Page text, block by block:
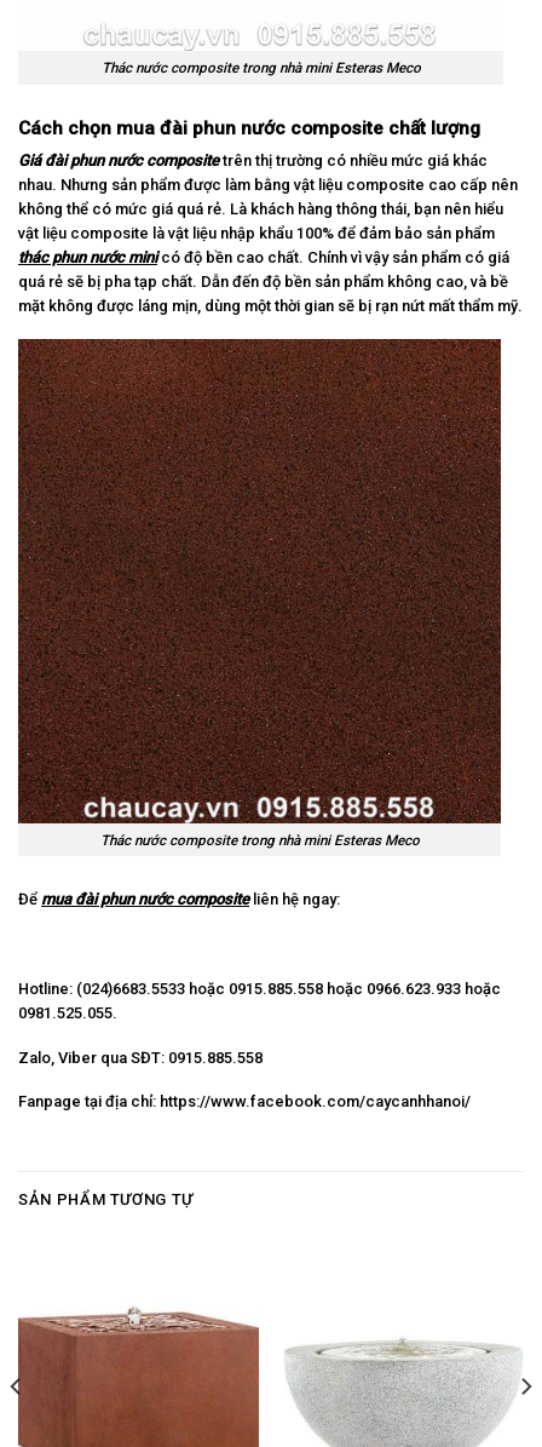
Thác nước composite trong nhà mini Esteras Meco
Cách chọn mua đài phun nước composite chất lượng
Giá đài phun nước compositetrên thị trường có nhiều mức giá khác
nhau. Nhưng sản phẩm được làm bằng vật liệu composite cao cấp nên
không thể có mức giá quá rẻ. Là khách hàng thông thái, bạn nên hiểu
vật liệu composite là vật liệu nhập khẩu 100% để đảm bảo sản phẩm
thác phun nước minicó độ bền cao chất. Chính vì vậy sản phẩm có giá
quá rẻ sẽ bị pha tạp chất. Dẫn đến độ bền sản phẩm không cao, và bề
mặt không được láng mịn, dùng một thời gian sẽ bị rạn nứt mất thẩm mỹ.
Thác nước composite trong nhà mini Esteras Meco
Để mua đài phun nước compositeliên hệ ngay:
Hotline: (024)6683.5533 hoặc 0915.885.558 hoặc 0966.623.933 hoặc
0981.525.055.
Zalo, Viber qua SĐT: 0915.885.558
Fanpage tại địa chỉ: https://www.facebook.com/caycanhhanoi/
SẢN PHẨM TƯƠNG TỰ